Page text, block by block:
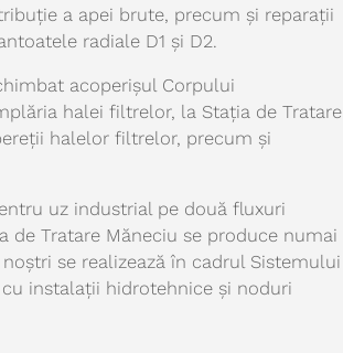
a apei brute, precum și reparații
radiale D1 și D2.
acoperișul Corpului
halei filtrelor, la Stația de Tratare
halelor filtrelor, precum și
uz industrial pe două fluxuri
de Tratare Măneciu se produce numai
se realizează în cadrul Sistemului
instalații hidrotehnice și noduri